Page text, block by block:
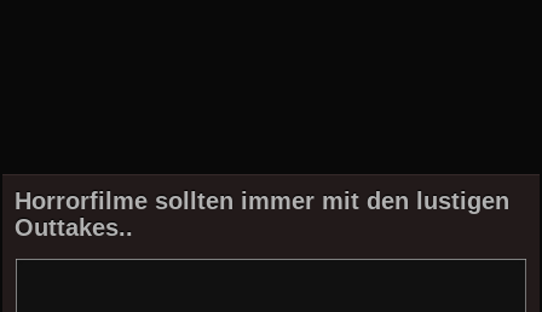
Horrorfilme sollten immer mit den lustigen
Outtakes..